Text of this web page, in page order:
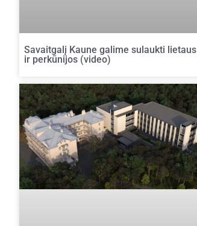
Savaitgalį Kaune galime sulaukti lietaus
ir perkūnijos (video)